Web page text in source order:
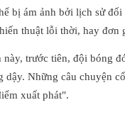
bị ám ảnh bởi lịch sử
thuật lỗi thời, hay đơn
trước tiên, đội bóng
dậy. Những câu chuyện
xuất phát".